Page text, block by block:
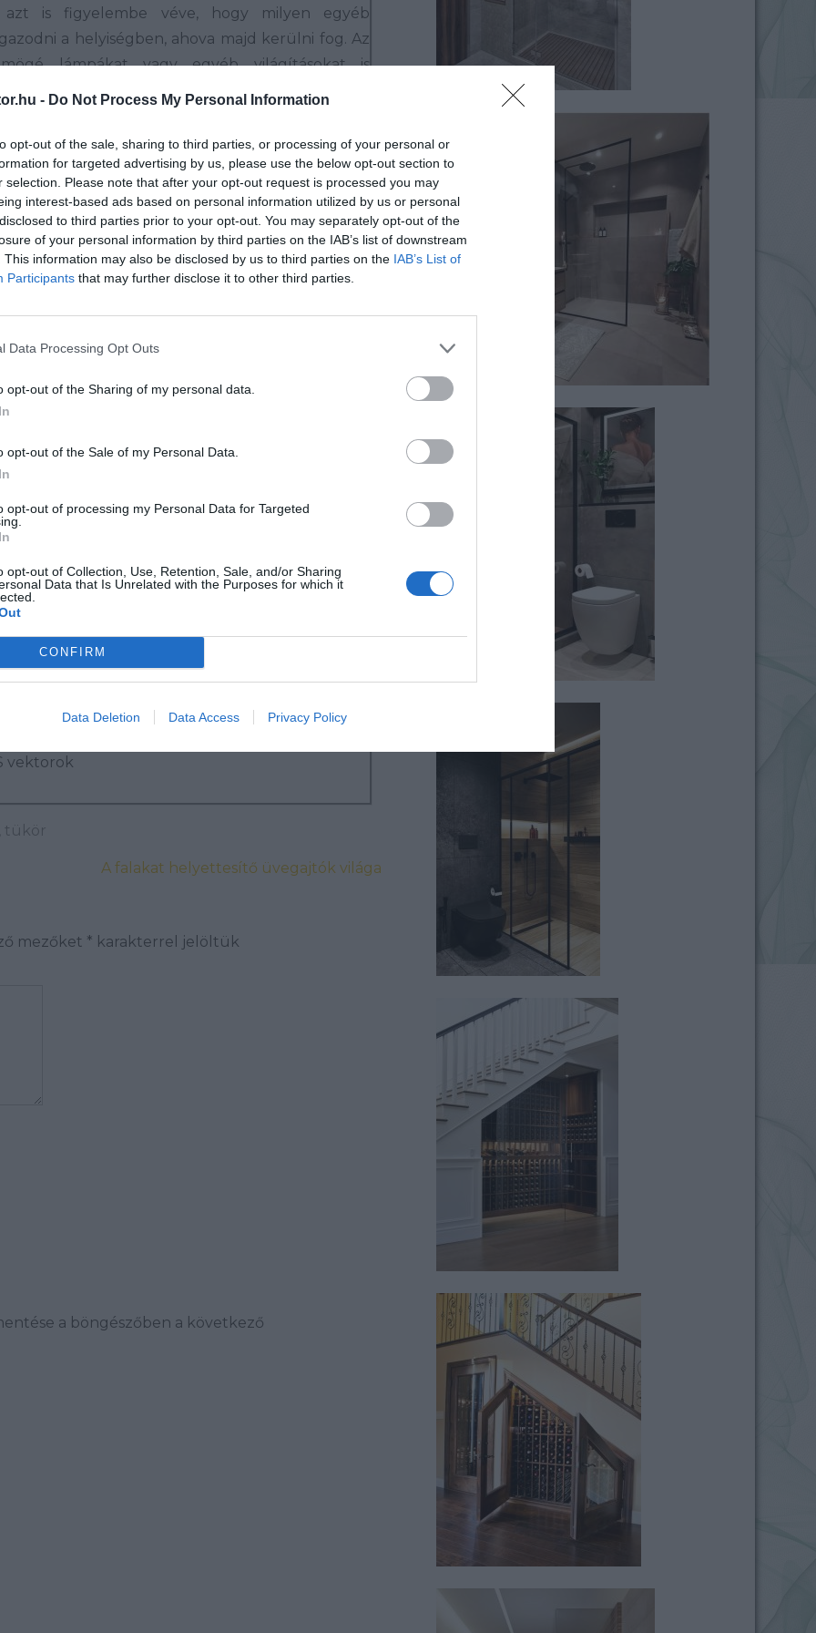
- Do Not Process My Personal Information
opt-out of the sale, sharing to third parties, or processing of your personal or
for targeted advertising by us, please use the below opt-out section to
selection. Please note that after your opt-out request is processed you may
interest-based ads based on personal information utilized by us or personal
to third parties prior to your opt-out. You may separately opt-out of the
of your personal information by third parties on the IAB’s list of downstream
This information may also be disclosed by us to third parties on the IAB’s List of
Participants that may further disclose it to other third parties.
Data Processing Opt Outs
opt-out of the Sharing of my personal data.
opt-out of the Sale of my Personal Data.
opt-out of processing my Personal Data for Targeted
opt-out of Collection, Use, Retention, Sale, and/or Sharing
Data that Is Unrelated with the Purposes for which it
CONFIRM
Data Deletion Data Access Privacy Policy
azt is figyelembe véve, hogy milyen egyéb
a helyiségben, ahova majd kerülni fog. Az
lámpákat vagy egyéb világításokat is
egyedi hangulatot varázsolva. Pultokként és
elterjedt napjainkban, több szempontból is újjá
megjelenését. Vastagságát tekintve 4-5-6 mm
függően a méretétől, létezik belőle
vagy „extra clear” üveg, ezeknél a legyártása
hatásnak van kitéve (főzőlap) vagy konnektor
minden esetben hőkezeljük (edzük) az üveget
javasoljuk, tisztítása szempontjából is igen
elegáns, és egyedi megoldásokat otthonába!
fel minket üvegfalakkal és dekor
is, munkatársaink készséggel segítenek
a Szép Életre Fel! Életmód magazin
vektorok
tükör
A falakat helyettesítő üvegajtók világa
mezőket * karakterrel jelöltük
a böngészőben a következő